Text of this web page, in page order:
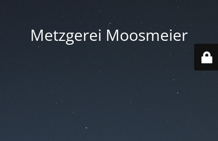
Metzgerei Moosmeier